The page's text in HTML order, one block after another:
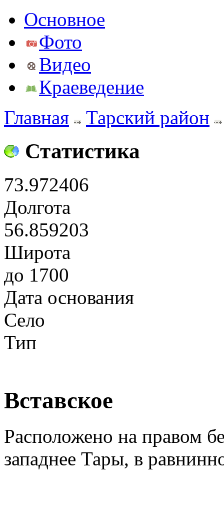
Основное
Фото
Видео
Краеведение
Главная
Тарский район
Статистика
73.972406
Долгота
56.859203
Широта
до 1700
Дата основания
Село
Тип
Вставское
Расположено на правом
западнее Тары, в